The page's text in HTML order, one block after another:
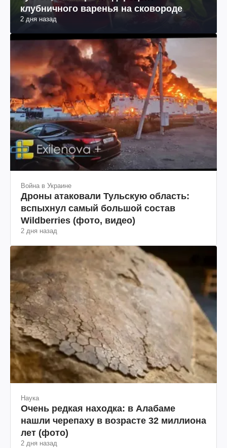
клубничного варенья на сковороде
2 дня назад
Война в Украине
Дроны атаковали Тульскую область:
вспыхнул самый большой состав
Wildberries (фото, видео)
2 дня назад
Наука
Очень редкая находка: в Алабаме
нашли черепаху в возрасте 32 миллиона
лет (фото)
2 дня назад